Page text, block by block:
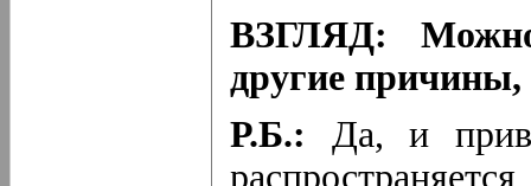
ВЗГЛЯД:
другие
Р.Б.: Да, и